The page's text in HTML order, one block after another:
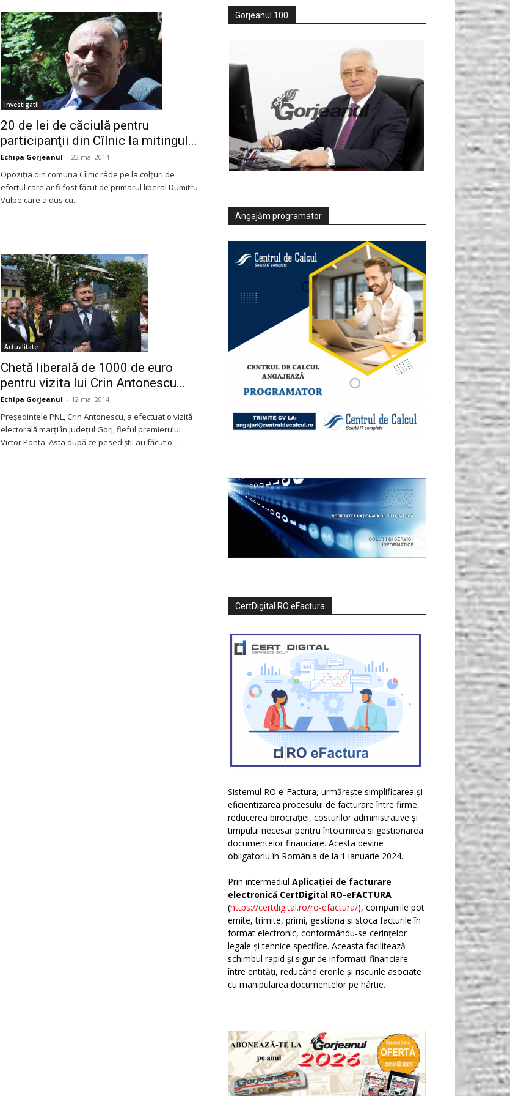
Investigatii
20 de lei de căciulă pentru
participanţii din Cîlnic la mitingul...
Echipa Gorjeanul - 22 mai 2014
Opoziţia din comuna Cîlnic râde pe la colţuri de
efortul care ar fi fost făcut de primarul liberal Dumitru
Vulpe care a dus cu...
Actualitate
Chetă liberală de 1000 de euro
pentru vizita lui Crin Antonescu...
Echipa Gorjeanul - 12 mai 2014
Preşedintele PNL, Crin Antonescu, a efectuat o vizită
electorală marţi în judeţul Gorj, fieful premierului
Victor Ponta. Asta după ce pesediştii au făcut o...
Gorjeanul 100
Angajăm programator
CertDigital RO eFactura
Sistemul RO e-Factura, urmărește simplificarea și
eficientizarea procesului de facturare între firme,
reducerea birocrației, costurilor administrative și
timpului necesar pentru întocmirea și gestionarea
documentelor financiare. Acesta devine
obligatoriu în România de la 1 ianuarie 2024.
Prin intermediul Aplicației de facturare
electronică CertDigital RO-eFACTURA
(https://certdigital.ro/ro-efactura/), companiile pot
emite, trimite, primi, gestiona și stoca facturile în
format electronic, conformându-se cerințelor
legale și tehnice specifice. Aceasta facilitează
schimbul rapid și sigur de informații financiare
între entități, reducând erorile și riscurile asociate
cu manipularea documentelor pe hârtie.